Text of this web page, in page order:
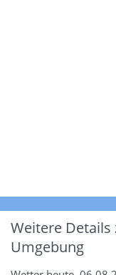
Weitere Details
Umgebung